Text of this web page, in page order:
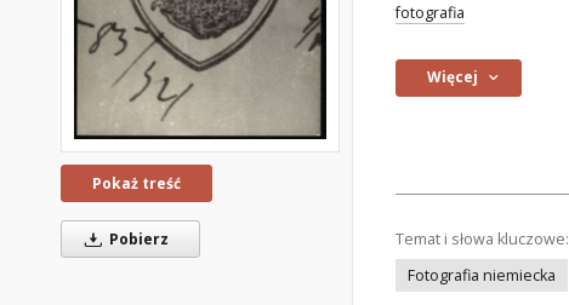
Pokaż treść
Pobierz
fotografia
Więcej
Temat i słowa kluczowe:
Fotografia niemiecka